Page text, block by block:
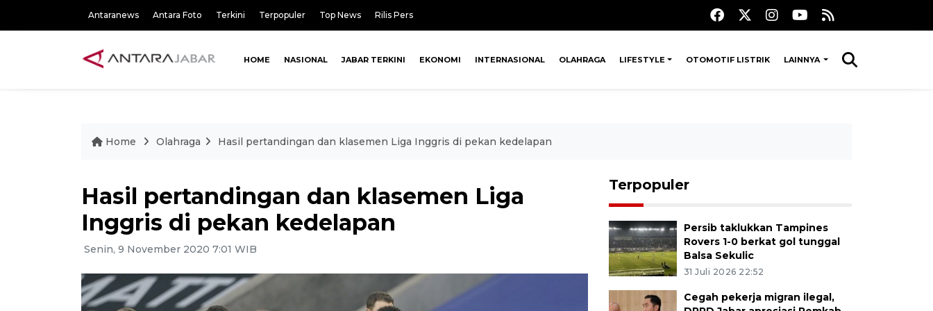
Antaranews Antara Foto Terkini Terpopuler Top News Rilis Pers
HOME NASIONAL JABAR TERKINI EKONOMI INTERNASIONAL OLAHRAGA LIFESTYLE OTOMOTIF LISTRIK LAINNYA
Home Olahraga Hasil pertandingan dan klasemen Liga Inggris di pekan kedelapan
Hasil pertandingan dan klasemen Liga
Inggris di pekan kedelapan
Senin, 9 November 2020 7:01 WIB
Terpopuler
Persib taklukkan Tampines
Rovers 1-0 berkat gol tunggal
Balsa Sekulic
31 Juli 2026 22:52
Cegah pekerja migran ilegal,